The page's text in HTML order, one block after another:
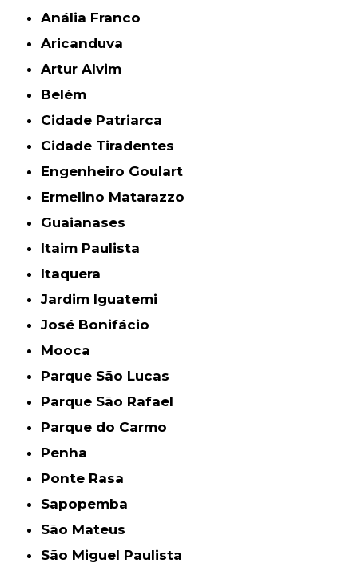
Anália Franco
Aricanduva
Artur Alvim
Belém
Cidade Patriarca
Cidade Tiradentes
Engenheiro Goulart
Ermelino Matarazzo
Guaianases
Itaim Paulista
Itaquera
Jardim Iguatemi
José Bonifácio
Mooca
Parque São Lucas
Parque São Rafael
Parque do Carmo
Penha
Ponte Rasa
Sapopemba
São Mateus
São Miguel Paulista